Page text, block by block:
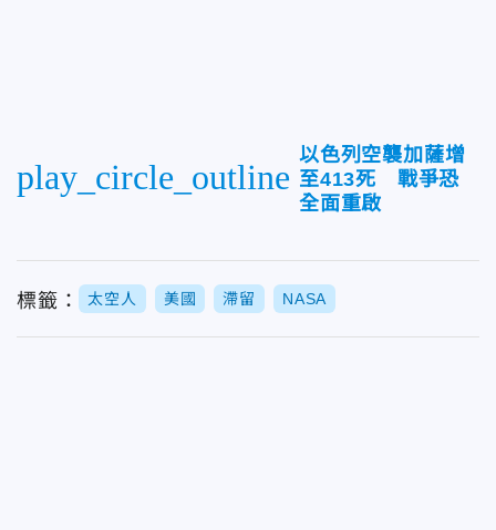
play_circle_outline
以色列空襲加薩增
至413死 戰爭恐
全面重啟
標籤： 太空人 美國 滯留 NASA